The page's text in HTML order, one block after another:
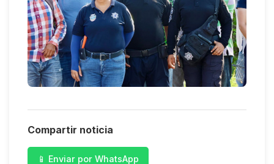
Compartir noticia
📱 Enviar por WhatsApp